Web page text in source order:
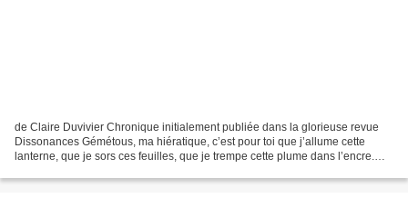
de Claire Duvivier Chronique initialement publiée dans la glorieuse revue
Dissonances Gémétous, ma hiératique, c’est pour toi que j’allume cette
lanterne, que je sors ces feuilles, que je trempe cette plume dans l’encre.